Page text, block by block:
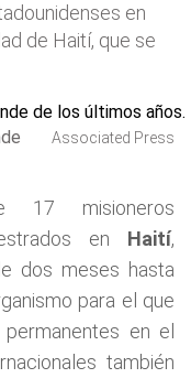
en
de Haití, que se
Associated Press
17 misioneros
en Haití,
dos meses hasta
para el que
en el
también